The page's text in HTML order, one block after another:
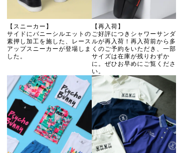
【スニーカー】
サイドにバニーシルエットの
素押し加工を施した、レース
アップスニーカーが登場しま
した。
【再入荷】
ご好評につきシャワーサンダ
ルが再入荷！再入荷前から多
くのご予約をいただき、一部
サイズは在庫が残りわずか
に。ぜひお早めにご覧くださ
い。